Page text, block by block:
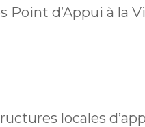
Point d’Appui à la
locales